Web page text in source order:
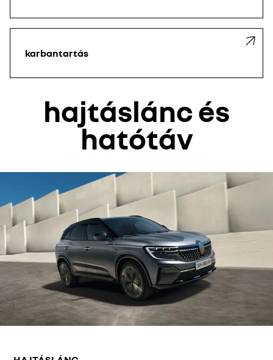
karbantartás
hajtáslánc és
hatótáv